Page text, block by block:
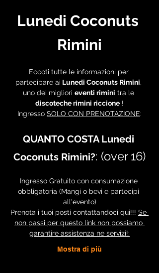
Lunedi Coconuts
Rimini
Eccoti tutte le informazioni per
partecipare ai Lunedi Coconuts Rimini,
uno dei migliori eventi rimini tra le
discoteche rimini riccione !
Ingresso SOLO CON PRENOTAZIONE:
QUANTO COSTA Lunedi
Coconuts Rimini?: (over 16)
Ingresso Gratuito con consumazione
obbligatoria (Mangi o bevi e partecipi
all'evento)
Prenota i tuoi posti contattandoci qui!!! Se
non passi per questo link non possiamo
garantire assistenza ne servizi!:
Mostra di più